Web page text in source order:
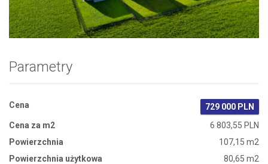
Zdjęcie 1
Parametry
Cena
729 000 PLN
Cena za m2
6 803,55 PLN
Powierzchnia
107,15 m2
Powierzchnia użytkowa
80,65 m2